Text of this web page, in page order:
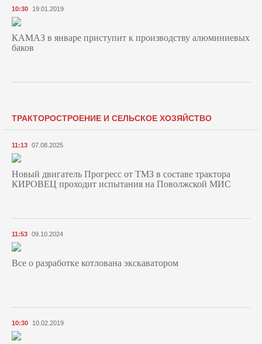
10:30 19.01.2019
КАМАЗ в январе приступит к производству алюминиевых
баков
ТРАКТОРОСТРОЕНИЕ И СЕЛЬСКОЕ ХОЗЯЙСТВО
11:13 07.08.2025
Новый двигатель Прогресс от ТМЗ в составе трактора
КИРОВЕЦ проходит испытания на Поволжской МИС
11:53 09.10.2024
Все о разработке котлована экскаватором
10:30 10.02.2019